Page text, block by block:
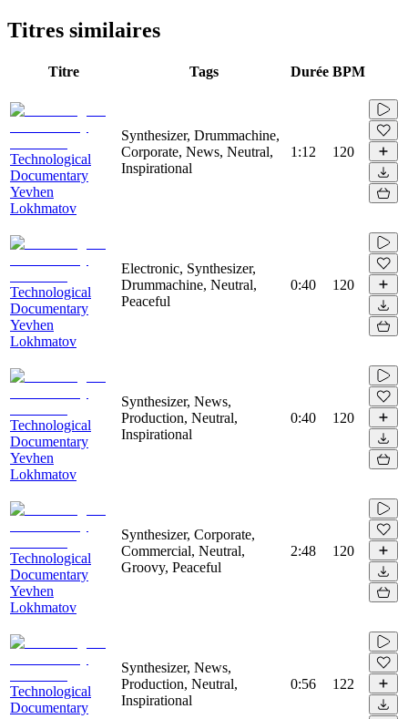
Titres similaires
Titre Tags Durée BPM
Technological
Documentary
Yevhen
Lokhmatov
Synthesizer, Drummachine,
Corporate, News, Neutral,
Inspirational
1:12 120
Technological
Documentary
Yevhen
Lokhmatov
Electronic, Synthesizer,
Drummachine, Neutral,
Peaceful
0:40 120
Technological
Documentary
Yevhen
Lokhmatov
Synthesizer, News,
Production, Neutral,
Inspirational
0:40 120
Technological
Documentary
Yevhen
Lokhmatov
Synthesizer, Corporate,
Commercial, Neutral,
Groovy, Peaceful
2:48 120
Technological
Documentary
Synthesizer, News,
Production, Neutral,
Inspirational
0:56 122